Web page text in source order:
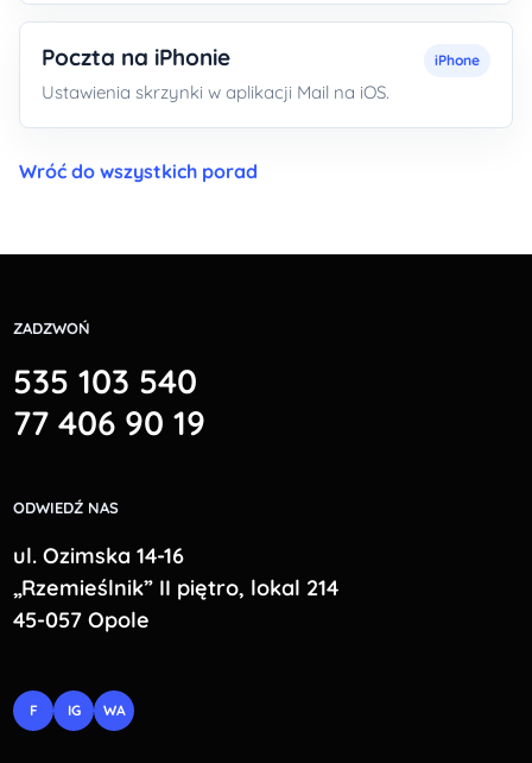
Poczta na iPhonie
Ustawienia skrzynki w aplikacji Mail na iOS.
iPhone
Wróć do wszystkich porad
ZADZWOŃ
535 103 540
77 406 90 19
ODWIEDŹ NAS
ul. Ozimska 14-16
„Rzemieślnik” II piętro, lokal 214
45-057 Opole
F IG WA